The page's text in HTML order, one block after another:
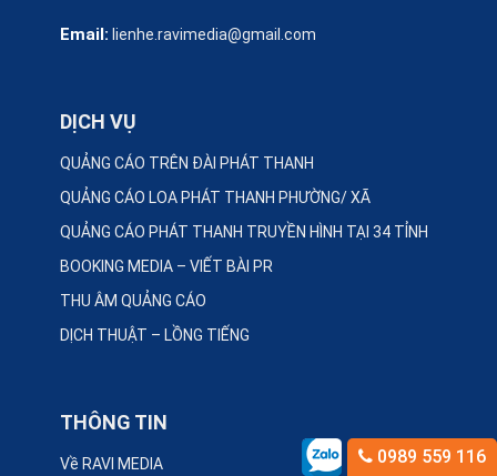
Email: lienhe.ravimedia@gmail.com
DỊCH VỤ
QUẢNG CÁO TRÊN ĐÀI PHÁT THANH
QUẢNG CÁO LOA PHÁT THANH PHƯỜNG/ XÃ
QUẢNG CÁO PHÁT THANH TRUYỀN HÌNH TẠI 34 TỈNH
BOOKING MEDIA – VIẾT BÀI PR
THU ÂM QUẢNG CÁO
DỊCH THUẬT – LỒNG TIẾNG
THÔNG TIN
Về RAVI MEDIA 0989 559 116